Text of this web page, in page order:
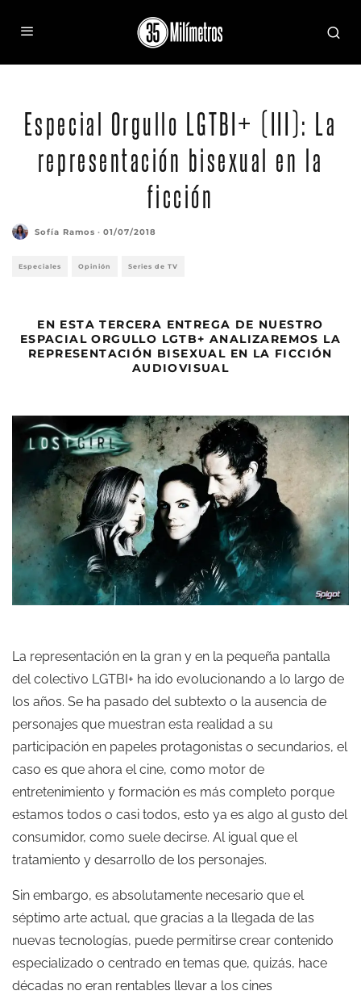
Especial Orgullo LGTBI+ (III): La
representación bisexual en la
ficción
Sofía Ramos · 01/07/2018
Especiales Opinión Series de TV
EN ESTA TERCERA ENTREGA DE NUESTRO
ESPACIAL ORGULLO LGTB+ ANALIZAREMOS LA
REPRESENTACIÓN BISEXUAL EN LA FICCIÓN
AUDIOVISUAL
La representación en la gran y en la pequeña pantalla
del colectivo LGTBI+ ha ido evolucionando a lo largo de
los años. Se ha pasado del subtexto o la ausencia de
personajes que muestran esta realidad a su
participación en papeles protagonistas o secundarios, el
caso es que ahora el cine, como motor de
entretenimiento y formación es más completo porque
estamos todos o casi todos, esto ya es algo al gusto del
consumidor, como suele decirse. Al igual que el
tratamiento y desarrollo de los personajes.
Sin embargo, es absolutamente necesario que el
séptimo arte actual, que gracias a la llegada de las
nuevas tecnologías, puede permitirse crear contenido
especializado o centrado en temas que, quizás, hace
décadas no eran rentables llevar a los cines